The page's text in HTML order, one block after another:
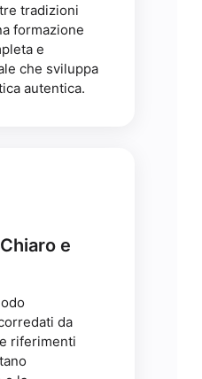
tradizioni
formazione
e
che sviluppa
autentica.
e
da
riferimenti